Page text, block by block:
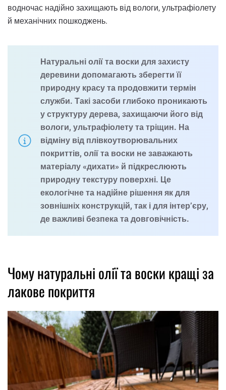
водночас надійно захищають від вологи, ультрафіолету
й механічних пошкоджень.
Натуральні олії та воски для захисту
деревини допомагають зберегти її
природну красу та продовжити термін
служби. Такі засоби глибоко проникають
у структуру дерева, захищаючи його від
вологи, ультрафіолету та тріщин. На
відміну від плівкоутворювальних
покриттів, олії та воски не заважають
матеріалу «дихати» й підкреслюють
природну текстуру поверхні. Це
екологічне та надійне рішення як для
зовнішніх конструкцій, так і для інтер’єру,
де важливі безпека та довговічність.
Чому натуральні олії та воски кращі за
лакове покриття